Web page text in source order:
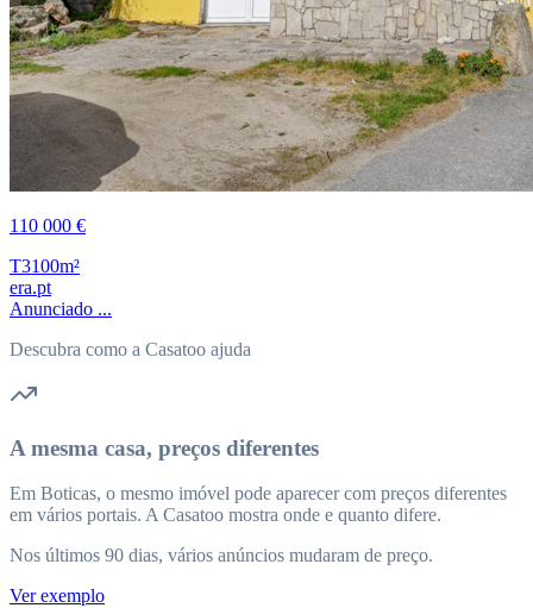
110 000 €
T3100m²
era.pt
Anunciado ...
Descubra como a Casatoo ajuda
A mesma casa, preços diferentes
Em Boticas, o mesmo imóvel pode aparecer com preços diferentes
em vários portais. A Casatoo mostra onde e quanto difere.
Nos últimos 90 dias, vários anúncios mudaram de preço.
Ver exemplo